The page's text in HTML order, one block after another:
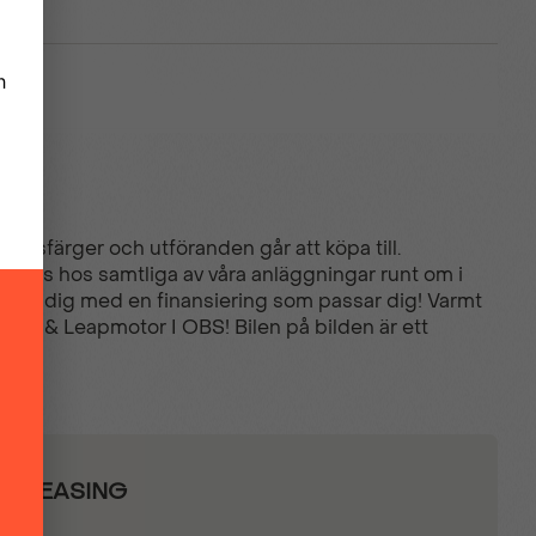
och utföranden går att köpa till.
hos samtliga av våra anläggningar runt om i
dig med en finansiering som passar dig! Varmt
& Leapmotor I OBS! Bilen på bilden är ett